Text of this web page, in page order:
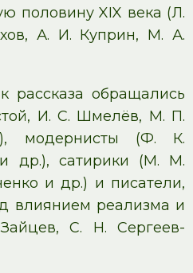
половину XIX века (Л.
А. И. Куприн, М. А.
рассказа обращались
И. С. Шмелёв, М. П.
модернисты (Ф. К.
др.), сатирики (М. М.
и др.) и писатели,
влиянием реализма и
С. Н. Сергеев-